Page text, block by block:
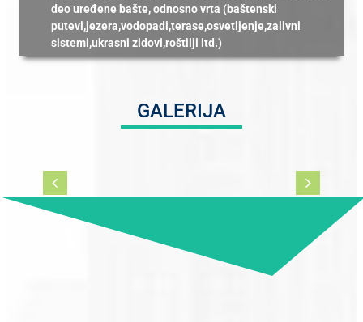
deo uređene bašte, odnosno vrta (baštenski
putevi,jezera,vodopadi,terase,osvetljenje,zalivni
sistemi,ukrasni zidovi,roštilji itd.)
GALERIJA